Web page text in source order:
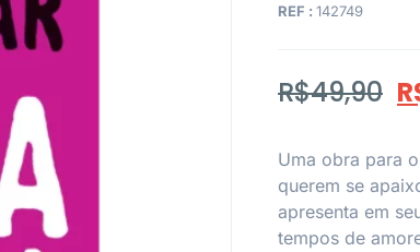
REF : 142749
R$49,90
Uma obra para
querem se
apresenta em
tempos de